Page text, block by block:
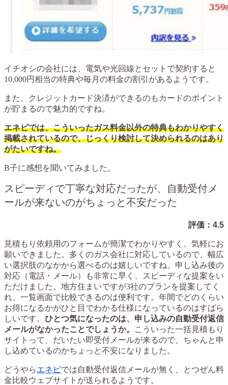
イチオシの会社には、電気や光回線とセットで契約すると
10,000円相当の特典や毎月の料金の割引があるようです。
また、クレジットカード決済ができるのもカードのポイント
が貯まるので魅力的ですね。
エネピでは、こういったガス料金以外の特典もわかりやすく
掲載されているので、じっくり検討して決められるのはあり
がたいですね。
B子に感想を聞いてみました。
スピーディで丁寧な対応だったが、自動受付メ
ールが来ないのがちょっと不安だった
評価： 4.5
見積もり依頼用のフォームが簡潔でわかりやすく、気軽にお
願いできました。多くのガス会社に対応しているので、幅広
い選択肢のなかから選べるのは嬉しいですね。申し込み後の
対応（電話・メール）も非常に早く、スピーディな提案をい
ただけました。地方住まいですが3社のプランを提案してく
れ、一覧画面で比較できるのは便利です。年間でどのくらい
お得になるかがひと目でわかる仕様になっているのはすばら
しいです。 ひとつ気になったのは、申し込みの自動受付返信
メールがなかったことでしょうか。
こういった一括見積もり
サイトって、だいたい即受付メールが来るので、ちゃんと申
し込めているのかちょっと不安になりました。
どうやらエネピでは自動受付返信メールが無く、とつぜん料
金比較ウェブサイトが送られるようです。